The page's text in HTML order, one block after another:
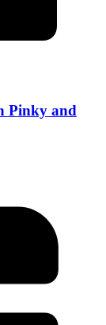
Pinky and